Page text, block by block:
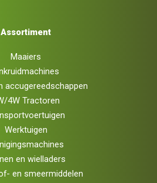
Assortiment
Maaiers
accugereedschappen
4W Tractoren
Werktuigen
en wielladers
en smeermiddelen